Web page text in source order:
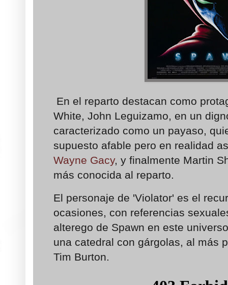
En el reparto destacan como
White, John Leguizamo, en un
caracterizado como un payaso,
supuesto afable pero en realidad
Wayne Gacy, y finalmente Martin
más conocida al reparto.
El personaje de 'Violator' es el
ocasiones, con referencias
alterego de Spawn en este
una catedral con gárgolas, al más
Tim Burton.